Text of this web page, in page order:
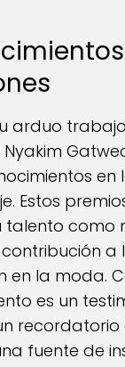
arduo
en
Estos
talento como
a
en la moda.
es un
recordatorio
fuente de